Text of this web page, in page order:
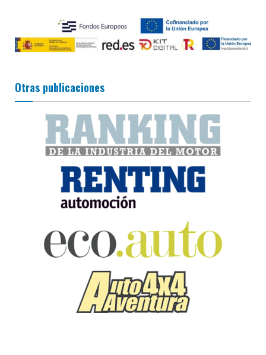
Otras publicaciones